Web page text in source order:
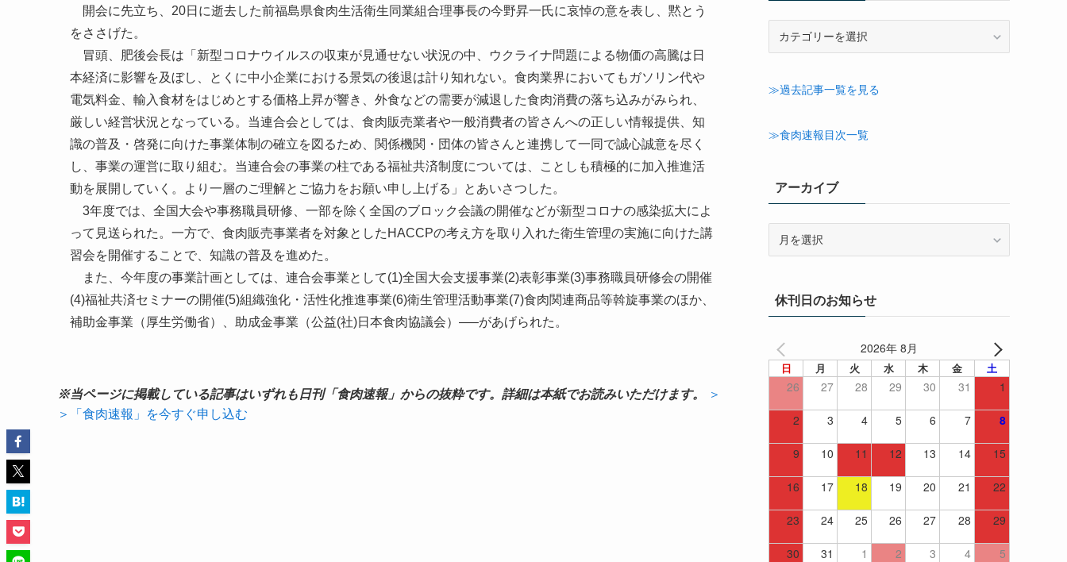
開会に先立ち、20日に逝去した前福島県食肉生活衛生同業組合理事長の今野昇一氏に哀悼の意を表し、黙とう
をささげた。
冒頭、肥後会長は「新型コロナウイルスの収束が見通せない状況の中、ウクライナ問題による物価の高騰は日
本経済に影響を及ぼし、とくに中小企業における景気の後退は計り知れない。食肉業界においてもガソリン代や
電気料金、輸入食材をはじめとする価格上昇が響き、外食などの需要が減退した食肉消費の落ち込みがみられ、
厳しい経営状況となっている。当連合会としては、食肉販売業者や一般消費者の皆さんへの正しい情報提供、知
識の普及・啓発に向けた事業体制の確立を図るため、関係機関・団体の皆さんと連携して一同で誠心誠意を尽く
し、事業の運営に取り組む。当連合会の事業の柱である福祉共済制度については、ことしも積極的に加入推進活
動を展開していく。より一層のご理解とご協力をお願い申し上げる」とあいさつした。
3年度では、全国大会や事務職員研修、一部を除く全国のブロック会議の開催などが新型コロナの感染拡大によ
って見送られた。一方で、食肉販売事業者を対象としたHACCPの考え方を取り入れた衛生管理の実施に向けた講
習会を開催することで、知識の普及を進めた。
また、今年度の事業計画としては、連合会事業として(1)全国大会支援事業(2)表彰事業(3)事務職員研修会の開催
(4)福祉共済セミナーの開催(5)組織強化・活性化推進事業(6)衛生管理活動事業(7)食肉関連商品等斡旋事業のほか、
補助金事業（厚生労働省）、助成金事業（公益(社)日本食肉協議会）—–があげられた。
※当ページに掲載している記事はいずれも日刊「食肉速報」からの抜粋です。詳細は本紙でお読みいただけます。
＞
＞「食肉速報」を今すぐ申し込む
ゴ
ー
≫過去記事一覧を見る
≫食肉速報目次一覧
アーカイブ
ブ休刊日のお知らせ
2026年 8月
日 月 火 水 木 金 土
26 27 28 29 30 31 1
2 3 4 5 6 7 8
9 10 11 12 13 14 15
16 17 18 19 20 21 22
23 24 25 26 27 28 29
30 31 1 2 3 4 5